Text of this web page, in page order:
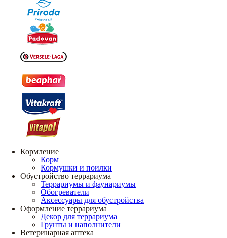
Кормление
Корм
Кормушки и поилки
Обустройство террариума
Террариумы и фаунариумы
Обогреватели
Аксессуары для обустройства
Оформление террариума
Декор для террариума
Грунты и наполнители
Ветеринарная аптека